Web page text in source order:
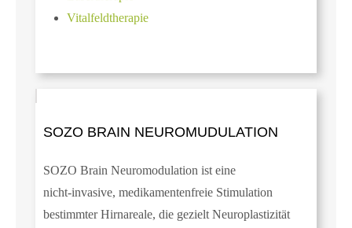
Vitalfeldtherapie
SOZO BRAIN NEUROMUDULATION
SOZO Brain Neuromodulation ist eine
nicht‑invasive, medikamentenfreie Stimulation
bestimmter Hirnareale, die gezielt Neuroplastizität